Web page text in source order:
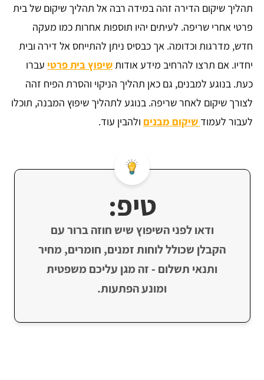
תהליך שיקום הדירה זהה במידה רבה אל תהליך שיקום של בית
פרטי אחרי שריפה. לעיתים יהיו תוספות אחרות כמו מעקה
חדש, מדרגות וכדומה. אך כבסיס ניתן להתייחס אל דירה ובית
יחדיו. אם תרצו להרחיב מידע אודותשיפוץ בית פרטי עברו
כעת. בנוגע למבנים, גם כאן תהליך הניקוי והסרת הפיח זהה
לצורך שיקום לאחר שריפה. בנוגע לתהליך שיפוץ המבנה, תוכלו
לעבור לעמוד שיקום מבנים ולהבין עוד.
טיפ:
ודאו לפני השיפוץ שיש חוזה ברור עם
הקבלן שכולל לוחות זמנים, חומרים, מחיר
ותנאי תשלום - זה מגן עליכם משפטית
ומונע הפתעות.